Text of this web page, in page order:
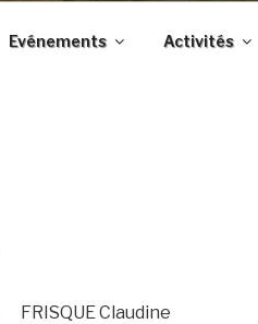
Evénements Activités
FRISQUE Claudine